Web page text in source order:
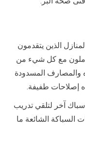
الذين يتقدمون
مع كل شيء من
والمصارف المسدودة
إصلاحات طفيفة.
آخر لتلقي تدريب
السباكة الشائعة ما